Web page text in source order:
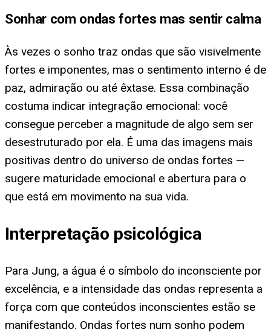
Sonhar com ondas fortes mas sentir calma
Às vezes o sonho traz ondas que são visivelmente
fortes e imponentes, mas o sentimento interno é de
paz, admiração ou até êxtase. Essa combinação
costuma indicar integração emocional: você
consegue perceber a magnitude de algo sem ser
desestruturado por ela. É uma das imagens mais
positivas dentro do universo de ondas fortes —
sugere maturidade emocional e abertura para o
que está em movimento na sua vida.
Interpretação psicológica
Para Jung, a água é o símbolo do inconsciente por
excelência, e a intensidade das ondas representa a
força com que conteúdos inconscientes estão se
manifestando. Ondas fortes num sonho podem